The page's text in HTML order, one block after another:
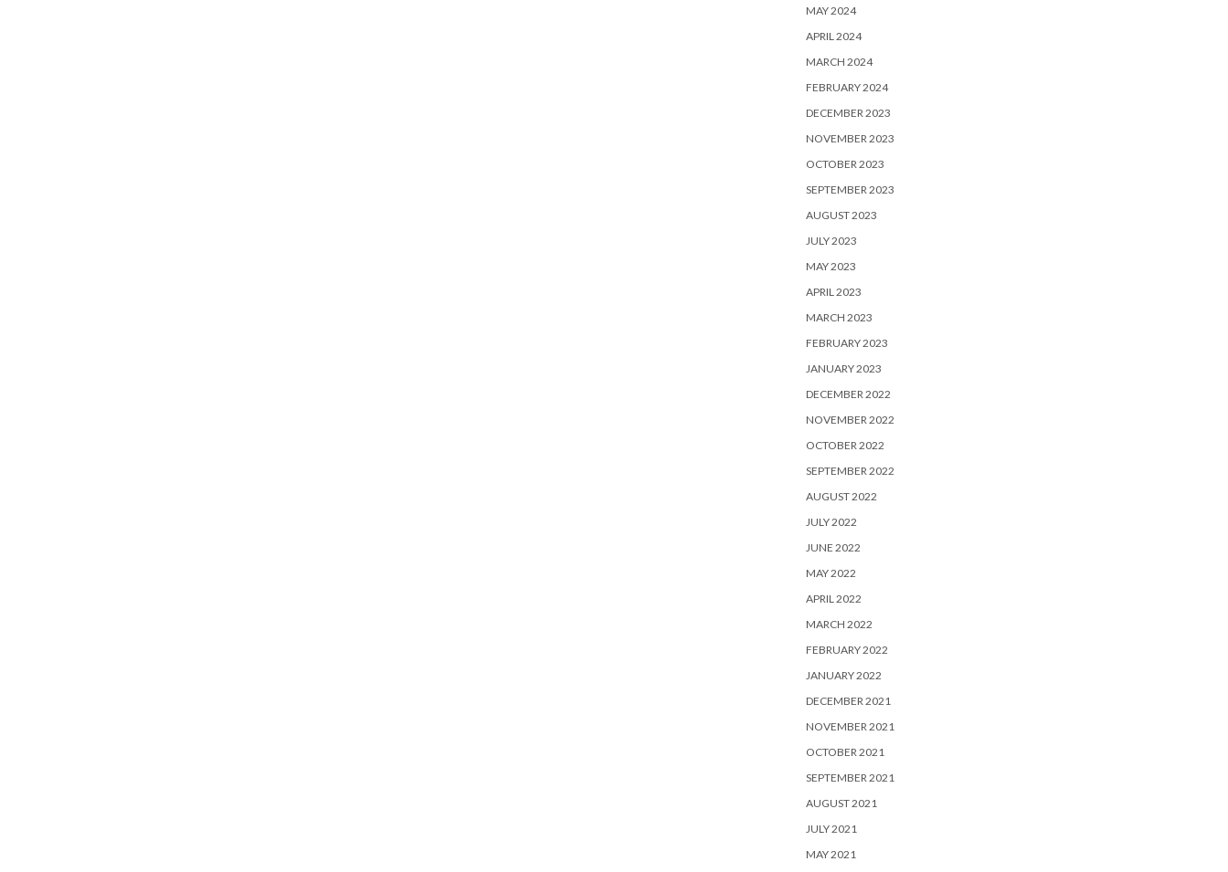
MAY 2024
APRIL 2024
MARCH 2024
FEBRUARY 2024
DECEMBER 2023
NOVEMBER 2023
OCTOBER 2023
SEPTEMBER 2023
AUGUST 2023
JULY 2023
MAY 2023
APRIL 2023
MARCH 2023
FEBRUARY 2023
JANUARY 2023
DECEMBER 2022
NOVEMBER 2022
OCTOBER 2022
SEPTEMBER 2022
AUGUST 2022
JULY 2022
JUNE 2022
MAY 2022
APRIL 2022
MARCH 2022
FEBRUARY 2022
JANUARY 2022
DECEMBER 2021
NOVEMBER 2021
OCTOBER 2021
SEPTEMBER 2021
AUGUST 2021
JULY 2021
MAY 2021